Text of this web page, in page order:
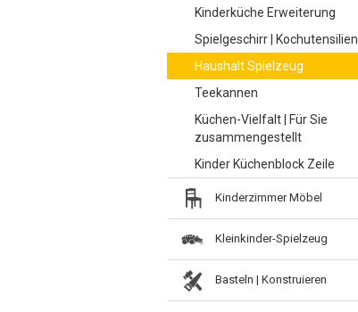
Kinderküche Erweiterung
Spielgeschirr | Kochutensilien
Haushalt Spielzeug
Teekannen
Küchen-Vielfalt | Für Sie
zusammengestellt
Kinder Küchenblock Zeile
Kinderzimmer Möbel
Kleinkinder-Spielzeug
Basteln | Konstruieren